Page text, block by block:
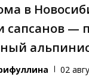
в
сапсанов —
02